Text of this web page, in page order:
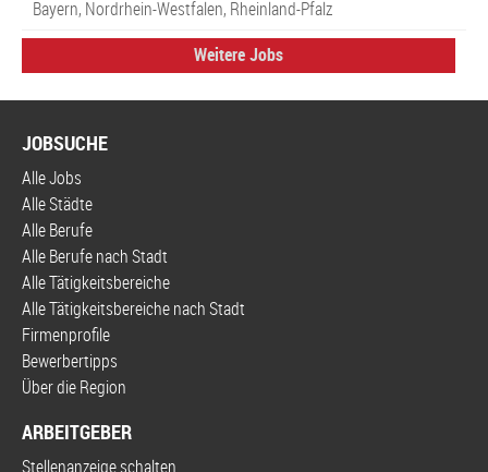
Bayern, Nordrhein-Westfalen, Rheinland-Pfalz
Weitere Jobs
JOBSUCHE
Alle Jobs
Alle Städte
Alle Berufe
Alle Berufe nach Stadt
Alle Tätigkeitsbereiche
Alle Tätigkeitsbereiche nach Stadt
Firmenprofile
Bewerbertipps
Über die Region
ARBEITGEBER
Stellenanzeige schalten